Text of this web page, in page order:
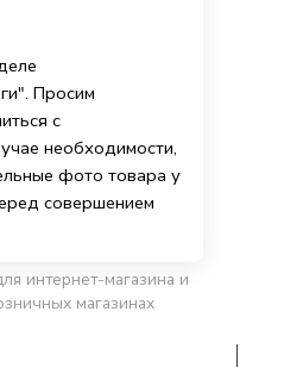
Просим
с
необходимости,
фото товара у
совершением
интернет-магазина и
магазинах